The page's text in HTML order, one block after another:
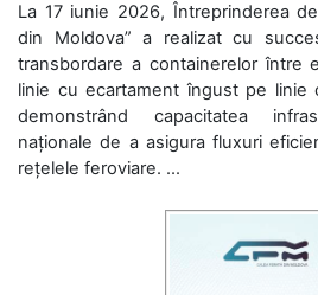
La 17 iunie 2026, Întreprinderea
din Moldova” a realizat cu
transbordare a containerelor între
linie cu ecartament îngust pe linie
demonstrând capacitatea
naționale de a asigura fluxuri
rețelele feroviare. ...